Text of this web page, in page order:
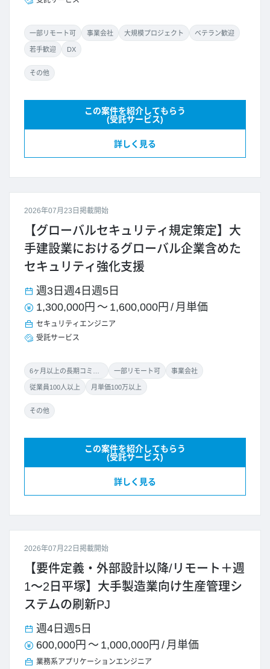
一部リモート可 事業会社 大規模プロジェクト ベテラン歓迎
若手歓迎 DX
その他
詳しく見る
この案件を紹介してもらう
(受託サービス)
2026年07月23日掲載開始
【グローバルセキュリティ規定策定】大
手建設業におけるグローバル企業含めた
セキュリティ強化支援
週3日 週4日 週5日
1,300,000円 ～ 1,600,000円 / 月単価
セキュリティエンジニア
受託サービス
一部リモート可 事業会社
従業員100人以上 月単価100万以上
その他
詳しく見る
この案件を紹介してもらう
(受託サービス)
2026年07月22日掲載開始
【要件定義・外部設計以降/リモート＋週
1～2日平塚】大手製造業向け生産管理シ
ステムの刷新PJ
週4日 週5日
600,000円 ～ 1,000,000円 / 月単価
業務系アプリケーションエンジニア